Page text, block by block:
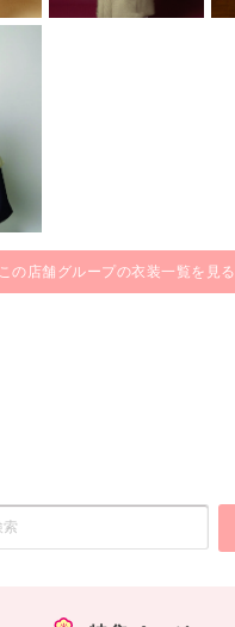
この店舗グループの衣装一覧を見る